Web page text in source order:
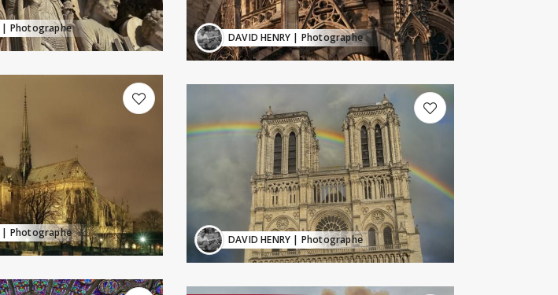
| Photographe
| Photographe
DAVID HENRY | Photographe
DAVID HENRY | Photographe